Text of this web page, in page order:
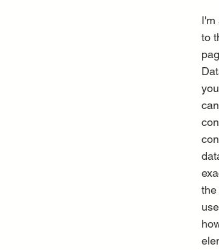
I'm
to
the